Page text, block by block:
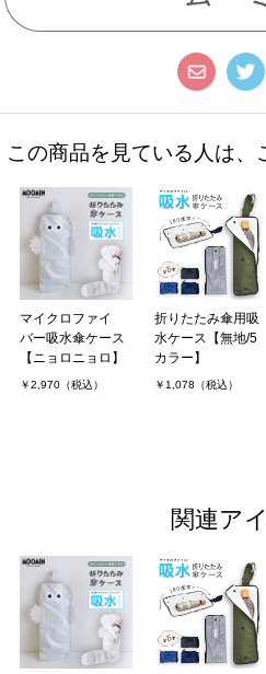
この商品を見ている人は、
マイクロファイ
バー吸水傘ケース
【ニョロニョロ】
￥2,970（税込）
折りたたみ傘用吸
水ケース【無地/5
カラー】
￥1,078（税込）
関連ア